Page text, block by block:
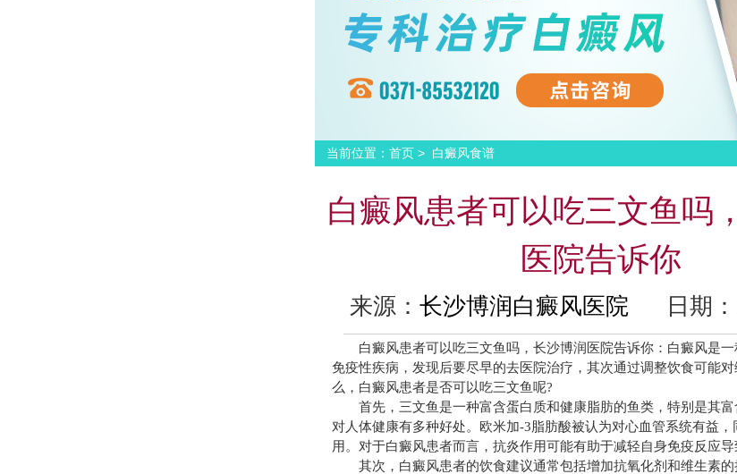
当前位置： 首页> 白癜风食谱
白癜风患者可以吃三文鱼吗
医院告诉你
来源： 长沙博润白癜风医院 日期：
白癜风患者可以吃三文鱼吗，长沙博润医院告诉你：白癜风是一
免疫性疾病，发现后要尽早的去医院治疗，其次通过调整饮食可能
么，白癜风患者是否可以吃三文鱼呢?
首先，三文鱼是一种富含蛋白质和健康脂肪的鱼类，特别是其富
对人体健康有多种好处。欧米加-3脂肪酸被认为对心血管系统有益
用。对于白癜风患者而言，抗炎作用可能有助于减轻自身免疫反应导
其次，白癜风患者的饮食建议通常包括增加抗氧化剂和维生素的